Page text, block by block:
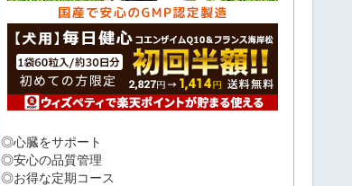
◎心臓をサポート
◎安心の品質管理
◎お得な定期コース